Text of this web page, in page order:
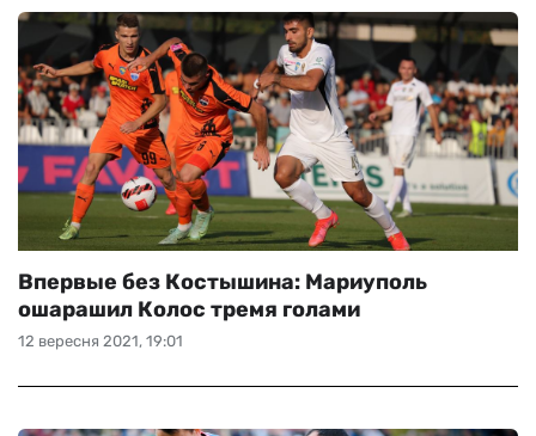
12 вересня 2021, 19:01
Впервые без Костышина: Мариуполь
ошарашил Колос тремя голами